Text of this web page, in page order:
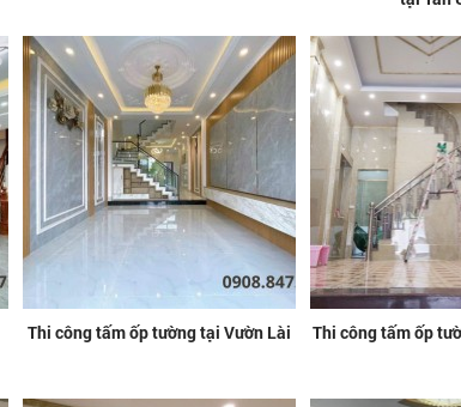
Thi công tấm ốp tường tại Vườn Lài Thi công tấm ốp